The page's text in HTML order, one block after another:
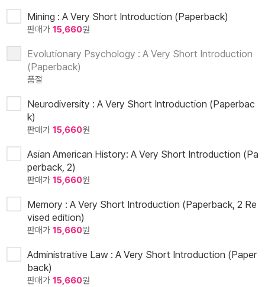
Mining : A Very Short Introduction (Paperback)
판매가 15,660원
Evolutionary Psychology : A Very Short Introduction
(Paperback)
품절
Neurodiversity : A Very Short Introduction (Paperbac
k)
판매가 15,660원
Asian American History: A Very Short Introduction (Pa
perback, 2)
판매가 15,660원
Memory : A Very Short Introduction (Paperback, 2 Re
vised edition)
판매가 15,660원
Administrative Law : A Very Short Introduction (Paper
back)
판매가 15,660원